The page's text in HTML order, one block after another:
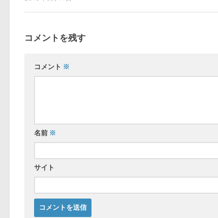
コメントを残す
コメント ※
名前 ※
サイト